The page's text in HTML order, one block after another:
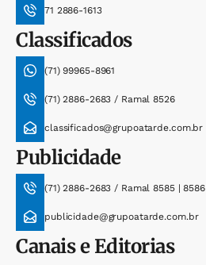
71 2886-1613
Classificados
(71) 99965-8961
(71) 2886-2683 / Ramal 8526
classificados@grupoatarde.com.br
Publicidade
(71) 2886-2683 / Ramal 8585 | 8586
publicidade@grupoatarde.com.br
Canais e Editorias